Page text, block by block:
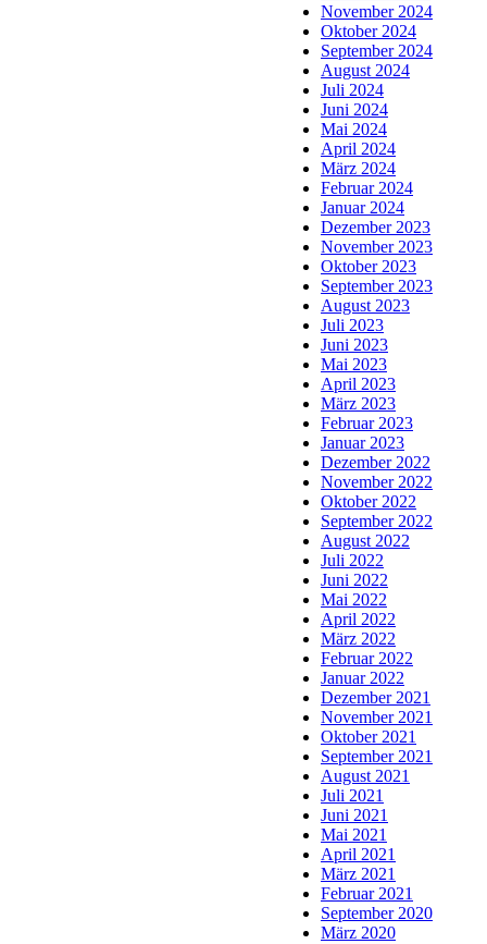
November 2024
Oktober 2024
September 2024
August 2024
Juli 2024
Juni 2024
Mai 2024
April 2024
März 2024
Februar 2024
Januar 2024
Dezember 2023
November 2023
Oktober 2023
September 2023
August 2023
Juli 2023
Juni 2023
Mai 2023
April 2023
März 2023
Februar 2023
Januar 2023
Dezember 2022
November 2022
Oktober 2022
September 2022
August 2022
Juli 2022
Juni 2022
Mai 2022
April 2022
März 2022
Februar 2022
Januar 2022
Dezember 2021
November 2021
Oktober 2021
September 2021
August 2021
Juli 2021
Juni 2021
Mai 2021
April 2021
März 2021
Februar 2021
September 2020
März 2020